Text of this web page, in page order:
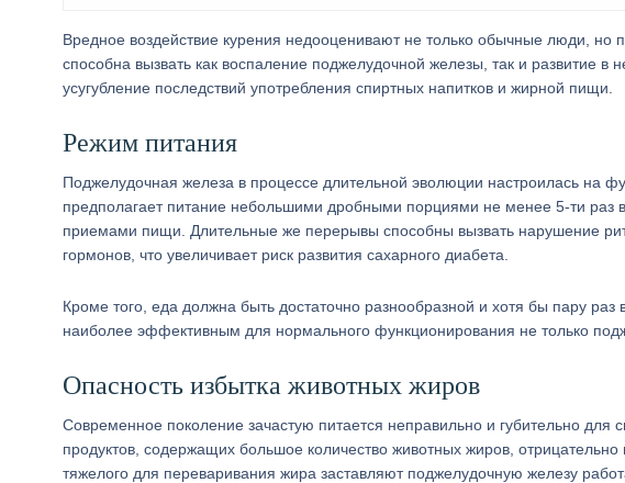
Вредное воздействие курения недооценивают не только обычные люди, но
способна вызвать как воспаление поджелудочной железы, так и развитие
усугубление последствий употребления спиртных напитков и жирной пищи.
Режим питания
Поджелудочная железа в процессе длительной эволюции настроилась на
предполагает питание небольшими дробными порциями не менее 5-ти
приемами пищи. Длительные же перерывы способны вызвать нарушение
гормонов, что увеличивает риск развития сахарного диабета.
Кроме того, еда должна быть достаточно разнообразной и хотя бы пару
наиболее эффективным для нормального функционирования не только
Опасность избытка животных жиров
Современное поколение зачастую питается неправильно и губительно для
продуктов, содержащих большое количество животных жиров, отрицательно
тяжелого для переваривания жира заставляют поджелудочную железу